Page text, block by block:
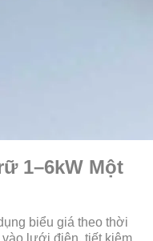
1–6kW Một
biểu giá theo thời